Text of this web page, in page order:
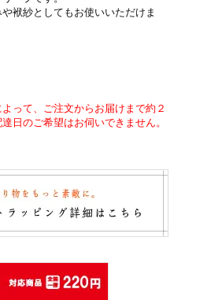
袱紗としてもお使いいただけま
って、ご注文からお届けまで約２
日のご希望はお伺いできません。